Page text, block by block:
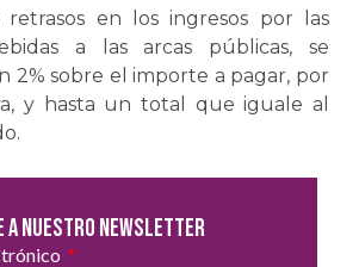
en los ingresos por las
a las arcas públicas, se
2% sobre el importe a pagar, por
y hasta un total que iguale al
a nuestro newsletter